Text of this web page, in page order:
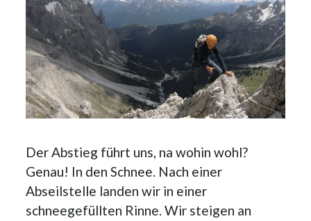
Der Abstieg führt uns, na wohin wohl?
Genau! In den Schnee. Nach einer
Abseilstelle landen wir in einer
schneegefüllten Rinne. Wir steigen an